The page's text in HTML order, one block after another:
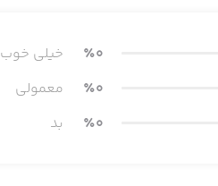
٪0
خیلی خوب
٪0
معمولی
٪0 بد